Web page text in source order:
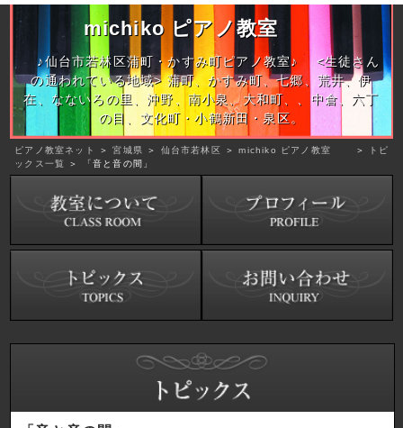
michiko ピアノ教室
♪仙台市若林区蒲町・かすみ町ピアノ教室♪ <生徒さん
の通われている地域> 蒲町、かすみ町、七郷、荒井、伊
在、なないろの里、沖野、南小泉、大和町、、中倉、六丁
の目、文化町・小鶴新田・泉区。
ピアノ教室ネット ＞宮城県 ＞ 仙台市若林区 ＞michiko ピアノ教室 ＞
トピ
ックス一覧
＞ 「音と音の間」